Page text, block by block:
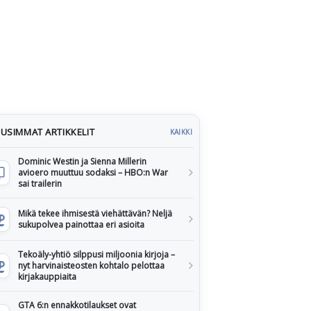
ARTIKKELIT KAIKKI
Dominic Westin ja Sienna Millerin
avioero muuttuu sodaksi – HBO:n War
sai trailerin
Mikä tekee ihmisestä viehättävän? Neljä
sukupolvea painottaa eri asioita
Tekoäly-yhtiö silppusi miljoonia kirjoja –
nyt harvinaisteosten kohtalo pelottaa
kirjakauppiaita
GTA 6:n ennakkotilaukset ovat